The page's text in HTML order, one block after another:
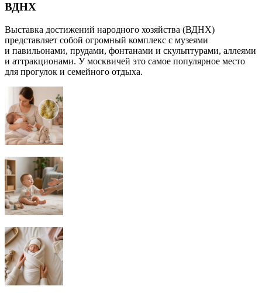
ВДНХ
Выставка достижений народного хозяйства (ВДНХ)
представляет собой огромный комплекс с музеями
и павильонами, прудами, фонтанами и скульптурами, аллеями
и аттракционами. У москвичей это самое популярное место
для прогулок и семейного отдыха.